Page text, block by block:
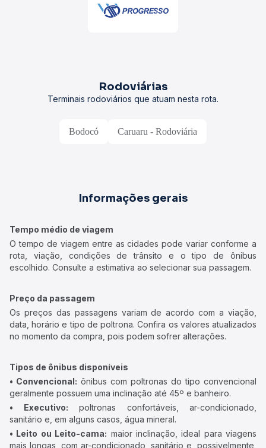
Rodoviárias
Terminais rodoviários que atuam nesta rota.
Bodocó Caruaru - Rodoviária
Informações gerais
Tempo médio de viagem
O tempo de viagem entre as cidades pode variar conforme a
rota, viação, condições de trânsito e o tipo de ônibus
escolhido. Consulte a estimativa ao selecionar sua passagem.
Preço da passagem
Os preços das passagens variam de acordo com a viação,
data, horário e tipo de poltrona. Confira os valores atualizados
no momento da compra, pois podem sofrer alterações.
Tipos de ônibus disponíveis
• Convencional: ônibus com poltronas do tipo convencional
geralmente possuem uma inclinação até 45º e banheiro.
• Executivo: poltronas confortáveis, ar-condicionado,
sanitário e, em alguns casos, água mineral.
• Leito ou Leito-cama: maior inclinação, ideal para viagens
mais longas, com ar-condicionado, sanitário e, possivelmente,